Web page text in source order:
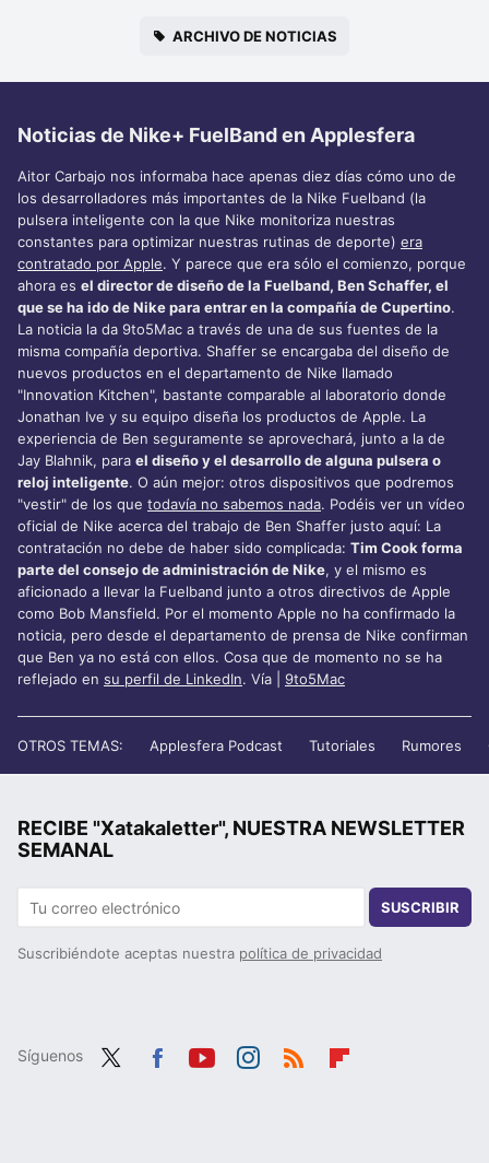
ARCHIVO DE NOTICIAS
Noticias de Nike+ FuelBand en Applesfera
Aitor Carbajo nos informaba hace apenas diez días cómo uno de
los desarrolladores más importantes de la Nike Fuelband (la
pulsera inteligente con la que Nike monitoriza nuestras
constantes para optimizar nuestras rutinas de deporte) era
contratado por Apple. Y parece que era sólo el comienzo, porque
ahora es el director de diseño de la Fuelband, Ben Schaffer, el
que se ha ido de Nike para entrar en la compañía de Cupertino.
La noticia la da 9to5Mac a través de una de sus fuentes de la
misma compañía deportiva. Shaffer se encargaba del diseño de
nuevos productos en el departamento de Nike llamado
"Innovation Kitchen", bastante comparable al laboratorio donde
Jonathan Ive y su equipo diseña los productos de Apple. La
experiencia de Ben seguramente se aprovechará, junto a la de
Jay Blahnik, para el diseño y el desarrollo de alguna pulsera o
reloj inteligente. O aún mejor: otros dispositivos que podremos
"vestir" de los que todavía no sabemos nada. Podéis ver un vídeo
oficial de Nike acerca del trabajo de Ben Shaffer justo aquí: La
contratación no debe de haber sido complicada: Tim Cook forma
parte del consejo de administración de Nike, y el mismo es
aficionado a llevar la Fuelband junto a otros directivos de Apple
como Bob Mansfield. Por el momento Apple no ha confirmado la
noticia, pero desde el departamento de prensa de Nike confirman
que Ben ya no está con ellos. Cosa que de momento no se ha
reflejado en su perfil de LinkedIn. Vía | 9to5Mac
OTROS TEMAS: Applesfera Podcast Tutoriales Rumores
RECIBE "Xatakaletter", NUESTRA NEWSLETTER
SEMANAL
SUSCRIBIR
Suscribiéndote aceptas nuestra política de privacidad
Síguenos